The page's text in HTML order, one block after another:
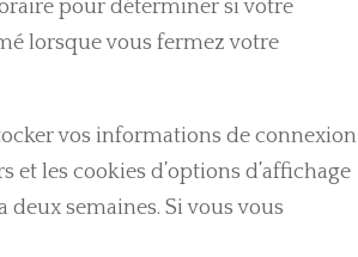
pour déterminer si votre
lorsque vous fermez votre
vos informations de connexion
et les cookies d’options d’affichage
deux semaines. Si vous vous